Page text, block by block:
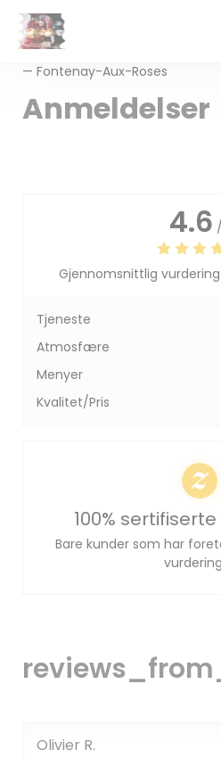
Panel for informasjonskapsler
— Fontenay-Aux-Roses
Anmeldelser
Olivier R
4.6
Gjennomsnittlig
Tjeneste
Atmosfære
Menyer
Kvalitet/Pris
100%
Bare kunder som har